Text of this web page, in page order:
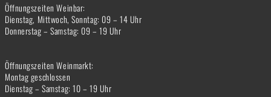
Öffnungszeiten Weinbar:
Dienstag, Mittwoch, Sonntag: 09 – 14 Uhr
Donnerstag – Samstag: 09 – 19 Uhr
Öffnungszeiten Weinmarkt:
Montag geschlossen
Dienstag – Samstag: 10 – 19 Uhr